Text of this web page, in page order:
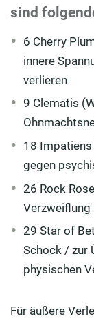
sind
6 Cherry
innere
verlieren
9 Clematis
18
gegen
26 Rock
Verzweiflung
29 Star of
Schock / zur
physischen
Für äußere